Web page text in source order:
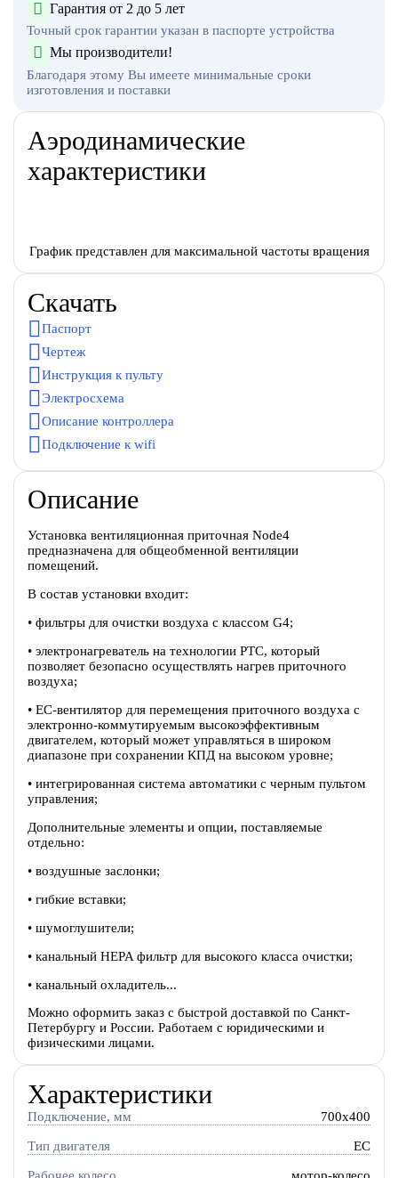
Гарантия от 2 до 5 лет
Точный срок гарантии указан в паспорте устройства
Мы производители!
Благодаря этому Вы имеете минимальные сроки
изготовления и поставки
Аэродинамические
характеристики
График представлен для максимальной частоты вращения
Скачать
Паспорт
Чертеж
Инструкция к пульту
Электросхема
Описание контроллера
Подключение к wifi
Описание
Установка вентиляционная приточная Node4
предназначена для общеобменной вентиляции
помещений.
В состав установки входит:
• фильтры для очистки воздуха с классом G4;
• электронагреватель на технологии PTC, который
позволяет безопасно осуществлять нагрев приточного
воздуха;
• EC-вентилятор для перемещения приточного воздуха c
электронно-коммутируемым высокоэффективным
двигателем, который может управляться в широком
диапазоне при сохранении КПД на высоком уровне;
• интегрированная система автоматики с черным пультом
управления;
Дополнительные элементы и опции, поставляемые
отдельно:
• воздушные заслонки;
• гибкие вставки;
• шумоглушители;
• канальный HEPA фильтр для высокого класса очистки;
• канальный охладитель...
Можно оформить заказ с быстрой доставкой по Санкт-
Петербургу и России. Работаем с юридическими и
физическими лицами.
Характеристики
Подключение, мм 700x400
Тип двигателя EC